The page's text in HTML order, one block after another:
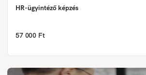
HR-ügyintéző képzés
57 000 Ft